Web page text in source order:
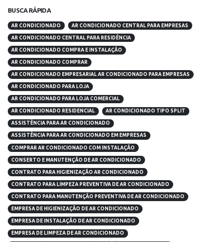
BUSCA RÁPIDA
AR CONDICIONADO AR CONDICIONADO CENTRAL PARA EMPRESAS
AR CONDICIONADO CENTRAL PARA RESIDÊNCIA
AR CONDICIONADO COMPRA E INSTALAÇÃO
AR CONDICIONADO COMPRAR
AR CONDICIONADO EMPRESARIAL AR CONDICIONADO PARA EMPRESAS
AR CONDICIONADO PARA LOJA
AR CONDICIONADO PARA LOJA COMERCIAL
AR CONDICIONADO RESIDENCIAL AR CONDICIONADO TIPO SPLIT
ASSISTÊNCIA PARA AR CONDICIONADO
ASSISTÊNCIA PARA AR CONDICIONADO EM EMPRESAS
COMPRAR AR CONDICIONADO COM INSTALAÇÃO
CONSERTO E MANUTENÇÃO DE AR CONDICIONADO
CONTRATO PARA HIGIENIZAÇÃO AR CONDICIONADO
CONTRATO PARA LIMPEZA PREVENTIVA DE AR CONDICIONADO
CONTRATO PARA MANUTENÇÃO PREVENTIVA DE AR CONDICIONADO
EMPRESA DE HIGIENIZAÇÃO DE AR CONDICIONADO
EMPRESA DE INSTALAÇÃO DE AR CONDICIONADO
EMPRESA DE LIMPEZA DE AR CONDICIONADO